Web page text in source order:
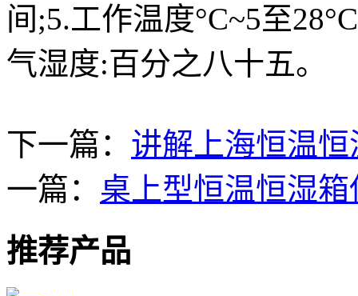
间;5.工作温度°C~5至
气湿度:百分之八十五。
下一篇： 讲解上海恒温
一篇： 桌上型恒温恒湿
推荐产品